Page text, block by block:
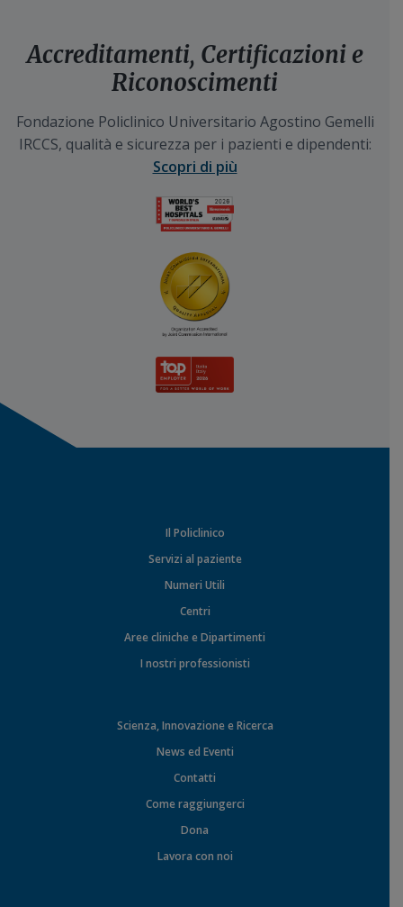
Accreditamenti, Certificazioni e
Riconoscimenti
Fondazione Policlinico Universitario Agostino Gemelli
IRCCS, qualità e sicurezza per i pazienti e dipendenti:
Scopri di più
Il Policlinico
Servizi al paziente
Numeri Utili
Centri
Aree cliniche e Dipartimenti
I nostri professionisti
Scienza, Innovazione e Ricerca
News ed Eventi
Contatti
Come raggiungerci
Dona
Lavora con noi